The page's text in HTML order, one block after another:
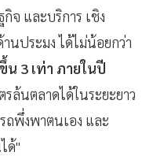
จ และบริการ เชิง
นประมง ได้ไม่น้อยกว่า
น 3 เท่า ภายในปี
ล้นตลาดได้ในระยะยาว
ถพึ่งพาตนเอง และ
ด้"